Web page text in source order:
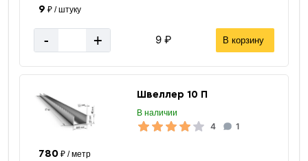
9 ₽ / штуку
- + 9 ₽ В корзину
Швеллер 10 П
В наличии
4 1
780₽ / метр